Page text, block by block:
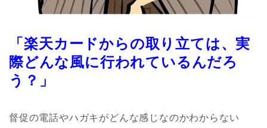
「楽天カードからの取り立ては、実
際どんな風に行われているんだろ
う？」
督促の電話やハガキがどんな感じなのかわからない